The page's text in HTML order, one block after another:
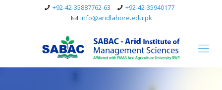
+92-42-35887762-63
+92-42-35940177
info@aridlahore.edu.pk